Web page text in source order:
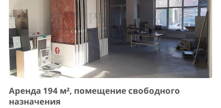
Аренда 194 м², помещение свободного
назначения